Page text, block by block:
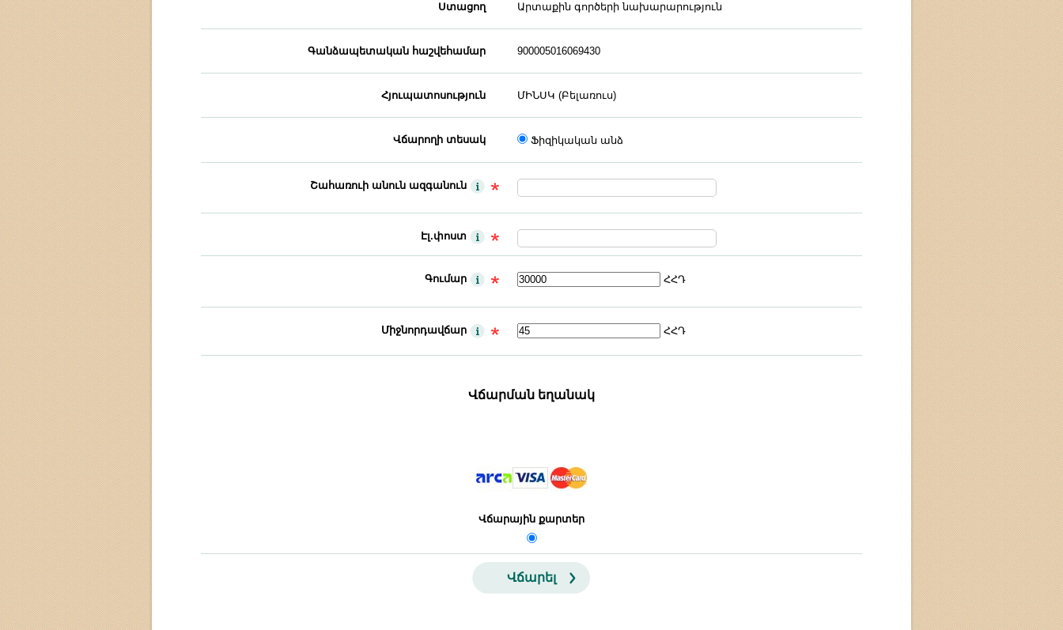
Ստացող Արտաքին գործերի նախարարություն
Գանձապետական հաշվեհամար 900005016069430
Հյուպատոսություն ՄԻՆՍԿ (Բելառուս)
Վճարողի տեսակ Ֆիզիկական անձ
Շահառուի անուն ազգանուն
Էլ.փոստ
Գումար ՀՀԴ
Միջնորդավճար ՀՀԴ
Վճարման եղանակ
Վճարային քարտեր
Վճարել